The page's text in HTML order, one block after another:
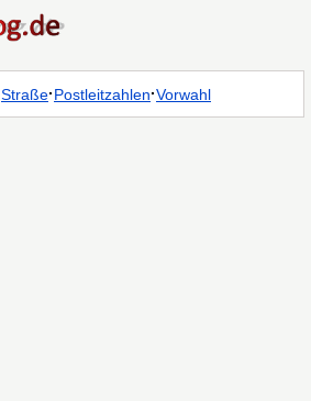
Straße·Postleitzahlen·Vorwahl